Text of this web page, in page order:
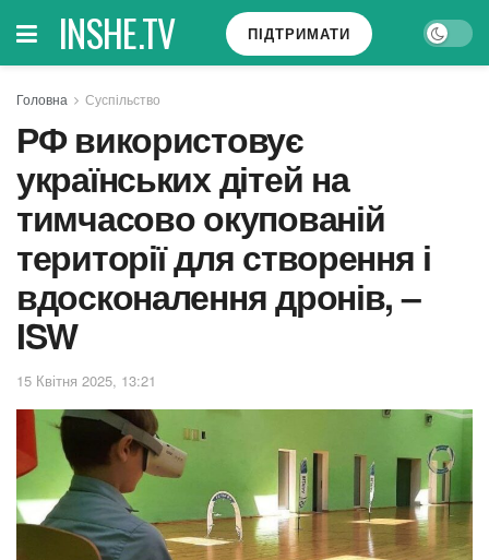
INSHE.TV ПІДТРИМАТИ
Головна Суспільство
РФ використовує
українських дітей на
тимчасово окупованій
території для створення і
вдосконалення дронів, –
ISW
15 Квітня 2025, 13:21